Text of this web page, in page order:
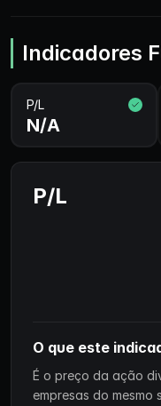
Indicadores
P/L
N/A
P/L
O que este
É o preço da ação
empresas do mesmo